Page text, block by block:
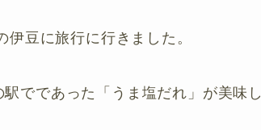
伊豆に旅行に行きました。
でであった「うま塩だれ」が美味